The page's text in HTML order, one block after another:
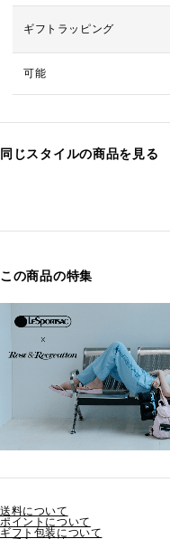
ギフトラッピング
可能
同じスタイルの商品を見る
この商品の特集
送料について
ポイントについて
ギフト包装について